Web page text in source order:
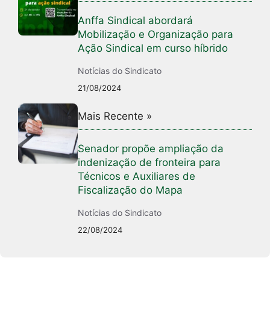
Anffa Sindical abordará
Mobilização e Organização para
Ação Sindical em curso híbrido
Notícias do Sindicato
21/08/2024
Mais Recente »
Senador propõe ampliação da
indenização de fronteira para
Técnicos e Auxiliares de
Fiscalização do Mapa
Notícias do Sindicato
22/08/2024